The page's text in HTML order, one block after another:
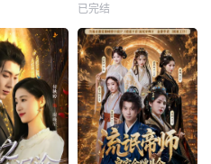
已完结